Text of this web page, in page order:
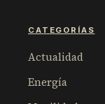
CATEGORÍAS
Actualidad
Energía